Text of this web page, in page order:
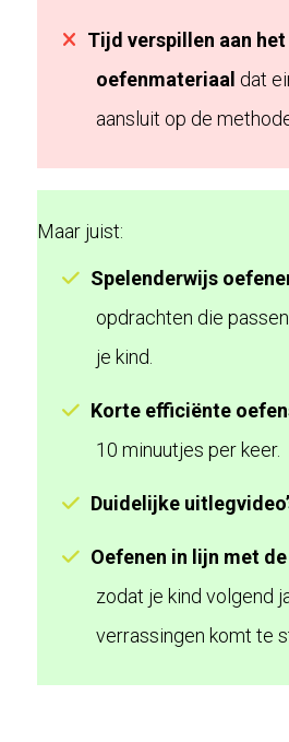
Tijd verspillen aan
oefenmateriaal dat
aansluit op de
Maar juist:
Spelenderwijs
opdrachten die
je kind.
Korte efficiënte
10 minuutjes per keer.
Duidelijke
Oefenen in lijn met
zodat je kind volgend
verrassingen komt te